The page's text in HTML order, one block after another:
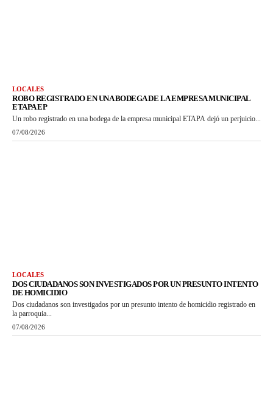
LOCALES
ROBO REGISTRADO EN UNA BODEGA DE LA EMPRESA MUNICIPAL
ETAPA EP
Un robo registrado en una bodega de la empresa municipal ETAPA dejó un perjuicio...
07/08/2026
LOCALES
DOS CIUDADANOS SON INVESTIGADOS POR UN PRESUNTO INTENTO
DE HOMICIDIO
Dos ciudadanos son investigados por un presunto intento de homicidio registrado en
la parroquia...
07/08/2026